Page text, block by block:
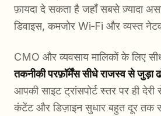
फ़ायदा दे सकता है जहाँ सबसे ज़्यादा
डिवाइस, कमजोर Wi‑Fi और व्यस्त
CMO और व्यवसाय मालिकों के लिए
तकनीकी परफ़ॉर्मेंस सीधे राजस्व से जुड़ा
आपकी साइट ट्रांसपोर्ट स्तर पर ही
कंटेंट और डिज़ाइन सुधार बहुत दूर तक